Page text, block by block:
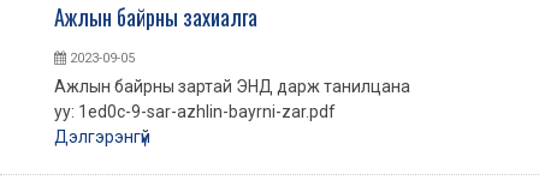
Ажлын байрны захиалга
2023-09-05
Ажлын байрны зартай ЭНД дарж танилцана
уу: 1ed0c-9-sar-azhlin-bayrni-zar.pdf
Дэлгэрэнгүй